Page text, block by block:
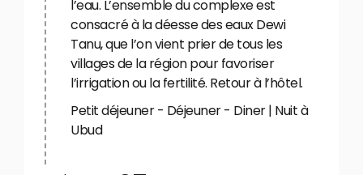
l’eau. L’ensemble du complexe est
consacré à la déesse des eaux Dewi
Tanu, que l’on vient prier de tous les
villages de la région pour favoriser
l’irrigation ou la fertilité. Retour à l’hôtel.
Petit déjeuner - Déjeuner - Diner | Nuit à
Ubud